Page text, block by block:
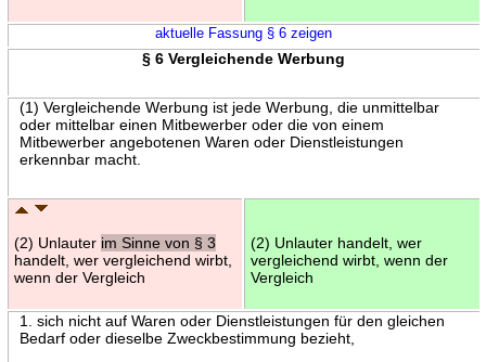
aktuelle Fassung § 6 zeigen
§ 6 Vergleichende Werbung
(1) Vergleichende Werbung ist jede Werbung, die unmittelbar
oder mittelbar einen Mitbewerber oder die von einem
Mitbewerber angebotenen Waren oder Dienstleistungen
erkennbar macht.
(2) Unlauter im Sinne von § 3
handelt, wer vergleichend wirbt,
wenn der Vergleich
(2) Unlauter handelt, wer
vergleichend wirbt, wenn der
Vergleich
1. sich nicht auf Waren oder Dienstleistungen für den gleichen
Bedarf oder dieselbe Zweckbestimmung bezieht,